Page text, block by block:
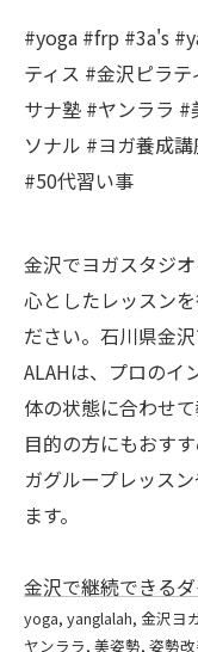
#yoga #frp #3a's
ティス #金沢ピラ
サナ塾 #ヤンララ
ソナル #ヨガ養成
#50代習い事
金沢でヨガスタジ
心としたレッスン
ださい。石川県金
ALAHは、プロのイ
体の状態に合わせ
目的の方にもおす
ガグループレッス
ます。
金沢で継続できる
yoga yanglalah 金沢ヨ
ヤンララ 美姿勢 姿勢